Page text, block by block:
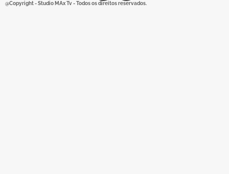
@Copyright - Studio MAx Tv - Todos os direitos reservados.